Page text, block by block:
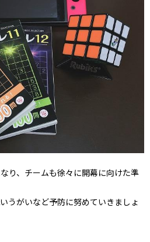
り、チームも徐々に開幕に向けた準
うがいなど予防に努めていきましょ